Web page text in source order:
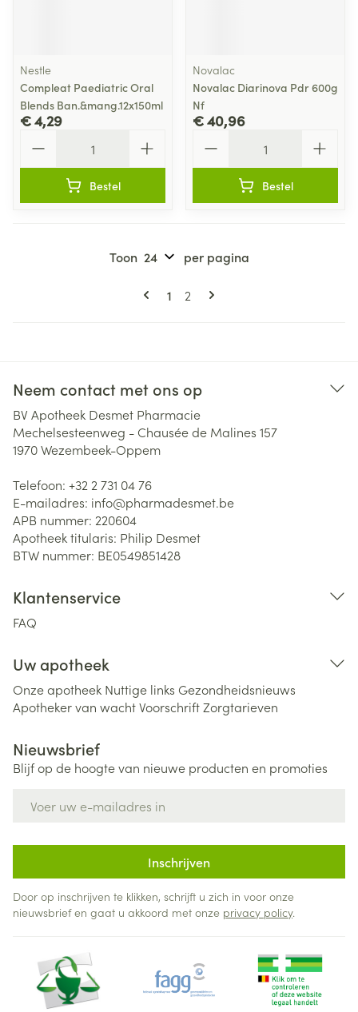
Nestle
Compleat Paediatric Oral
Blends Ban.&mang.12x150ml
€ 4,29
Bestel
Novalac
Novalac Diarinova Pdr 600g
Nf
€ 40,96
Bestel
Pagina's
U lees momenteel pagina
1 Pagina
2
Toon per pagina
Neem contact met ons op
BV Apotheek Desmet Pharmacie
Mechelsesteenweg - Chausée de Malines 157
1970Wezembeek-Oppem
Telefoon: +32 2 731 04 76
E-mailadres: info@pharmadesmet.be
APB nummer: 220604
Apotheek titularis: Philip Desmet
BTW nummer: BE0549851428
Klantenservice
FAQ
Uw apotheek
Onze apotheek Nuttige links Gezondheidsnieuws
Apotheker van wachtVoorschriftZorgtarieven
Nieuwsbrief
Blijf op de hoogte van nieuwe producten en promoties
Inschrijven
Door op inschrijven te klikken, schrijft u zich in voor onze
nieuwsbrief en gaat u akkoord met onze privacy policy.